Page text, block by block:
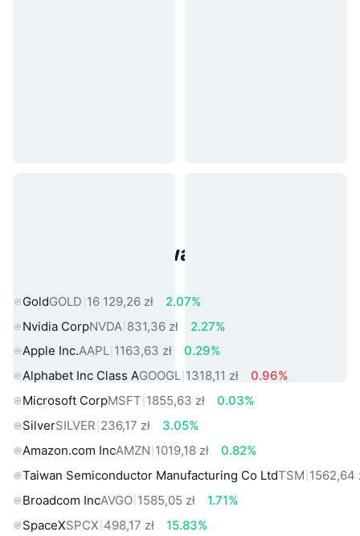
Popularne aktywa ze świata
GoldGOLD 16 129,26 zł
2.07%
Nvidia CorpNVDA 831,36 zł
2.27%
Apple Inc.AAPL 1163,63 zł
0.29%
Alphabet Inc Class AGOOGL 1318,11 zł
0.96%
Microsoft CorpMSFT 1855,63 zł
0.03%
SilverSILVER 236,17 zł
3.05%
Amazon.com IncAMZN 1019,18 zł
0.82%
Taiwan Semiconductor Manufacturing Co LtdTSM 1562,64
Broadcom IncAVGO 1585,05 zł
1.71%
SpaceXSPCX 498,17 zł
15.83%